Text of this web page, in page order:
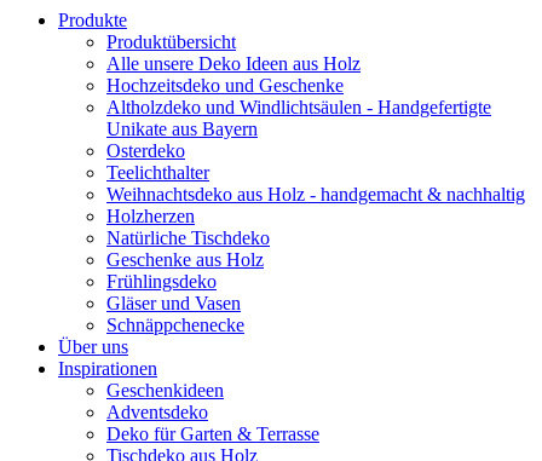
Produkte
Produktübersicht
Alle unsere Deko Ideen aus Holz
Hochzeitsdeko und Geschenke
Altholzdeko und Windlichtsäulen - Handgefertigte
Unikate aus Bayern
Osterdeko
Teelichthalter
Weihnachts­deko aus Holz - handgemacht & nachhaltig
Holzherzen
Natürliche Tischdeko
Geschenke aus Holz
Frühlingsdeko
Gläser und Vasen
Schnäppchenecke
Über uns
Inspirationen
Geschenkideen
Adventsdeko
Deko für Garten & Terrasse
Tischdeko aus Holz